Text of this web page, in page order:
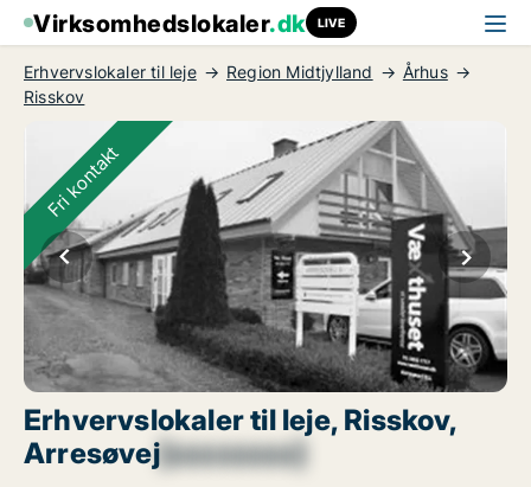
Virksomhedslokaler.dk LIVE
Erhvervslokaler til leje Region Midtjylland
Århus
Risskov
Fri kontakt
Erhvervslokaler til leje, Risskov,
Arresøvej[xxxxxxxx]